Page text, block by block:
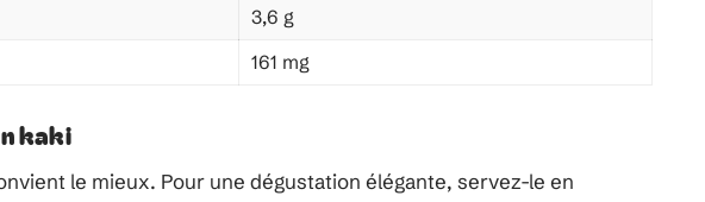
3,6 g
161 mg
kaki
le mieux. Pour une dégustation élégante, servez-le en